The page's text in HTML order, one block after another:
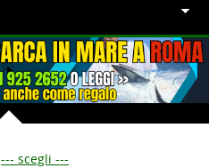
--- scegli ---